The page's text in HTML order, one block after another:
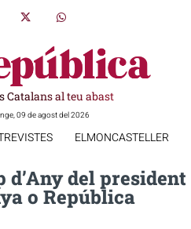
Catalans al teu abast
09 de agost del 2026
ELMONCASTELLER
d’Any del president
o República